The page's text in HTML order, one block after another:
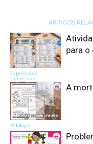
ARTIGOS
Expressões
numéricas
para o
Mitologia
A